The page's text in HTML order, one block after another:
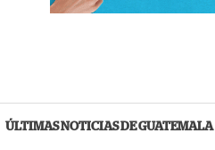
ÚLTIMAS NOTICIAS DE GUATEMALA